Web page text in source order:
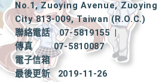
No.1, Zuoying Avenue,
City 813-009, Taiwan (R.O.C.)
聯絡電話
07-5819155
|
傳真
07-5810087
電子信箱
最後更新
2019-11-26